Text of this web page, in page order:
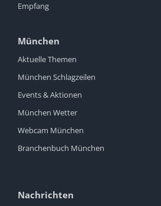
Empfang
München
Aktuelle Themen
München Schlagzeilen
Events & Aktionen
München Wetter
Webcam München
Branchenbuch München
Nachrichten